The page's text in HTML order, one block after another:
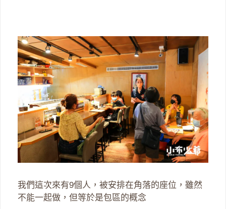
我們這次來有9個人，被安排在角落的座位，雖然
不能一起做，但等於是包區的概念